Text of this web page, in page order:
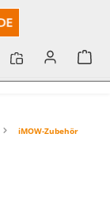
iMOW-Zubehör